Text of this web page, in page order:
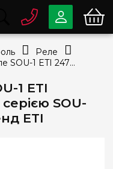
1 ETI
SOU-
ETI
33-63-07
79-78
Telegram
Реле
Датчик для реле SOU-1 ETI 2470052, сумісний з серією SOU-1, оригінальний бренд ETI